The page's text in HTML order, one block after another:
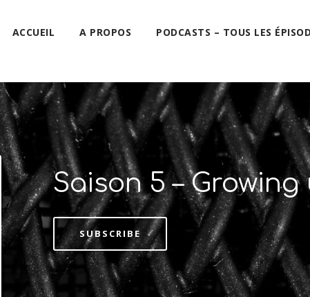
ACCUEIL A PROPOS PODCASTS – TOUS LES
Saison 5 –
SUBSCRIBE